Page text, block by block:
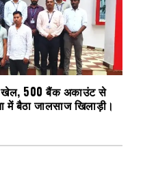
खेल, 500 बैंक अकाउंट से
बैठा जालसाज खिलाड़ी।